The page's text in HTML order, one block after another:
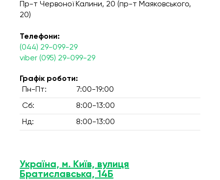
Пр-т Червоної Калини, 20 (пр-т Маяковського,
20)
Телефони:
(044) 29-099-29
viber (095) 29-099-29
Графік роботи:
Пн-Пт:
7:00-19:00
Сб: 8:00-13:00
Нд: 8:00-13:00
Україна, м. Київ, вулиця
Братиславська, 14Б